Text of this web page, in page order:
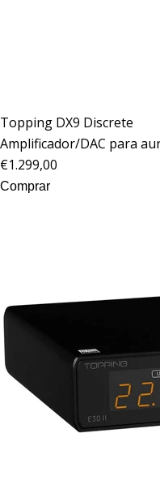
Topping DX9 Discrete
Amplificador/DAC para
€1.299,00
Comprar